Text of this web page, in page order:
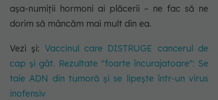
așa-numiții hormoni ai plăcerii – ne fac să ne
dorim să mâncăm mai mult din ea.
Vezi și: Vaccinul care DISTRUGE cancerul de
cap și gât. Rezultate "foarte încurajatoare": Se
taie ADN din tumoră și se lipește într-un virus
inofensiv